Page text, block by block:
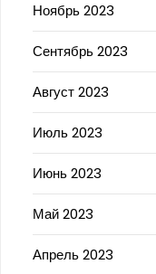
Ноябрь 2023
Сентябрь 2023
Август 2023
Июль 2023
Июнь 2023
Май 2023
Апрель 2023